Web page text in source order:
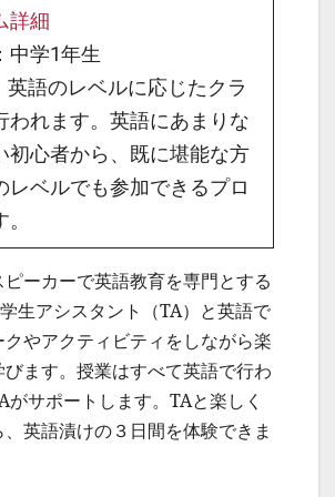
詳細
中学1年生
英語のレベルに応じたクラ
われます。英語にあまりな
初心者から、既に堪能な方
レベルでも参加できるプロ
ーカーで英語教育を専門とする
生アシスタント（TA）と英語で
やアクティビティをしながら楽
びます。授業はすべて英語で行わ
がサポートします。TAと楽しく
英語漬けの３日間を体験できま